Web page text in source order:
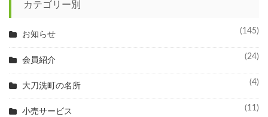
カテゴリー別
お知らせ (145)
会員紹介 (24)
大刀洗町の名所 (4)
小売サービス (11)